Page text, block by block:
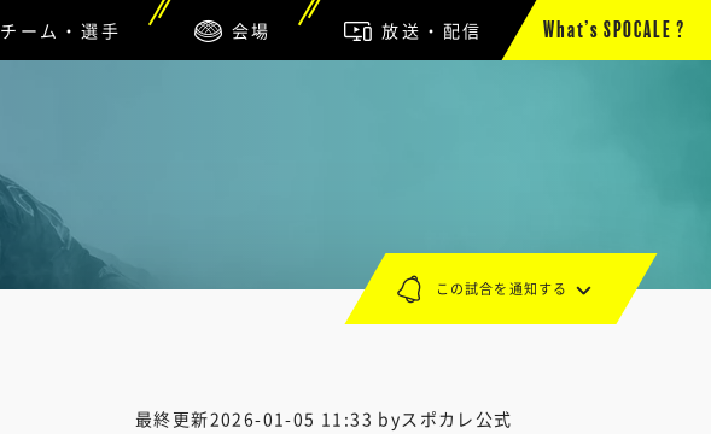
チーム・選手 会場 放送・配信 What’s SPOCALE ?
最終更新2026-01-05 11:33 byスポカレ公式
この試合を通知する